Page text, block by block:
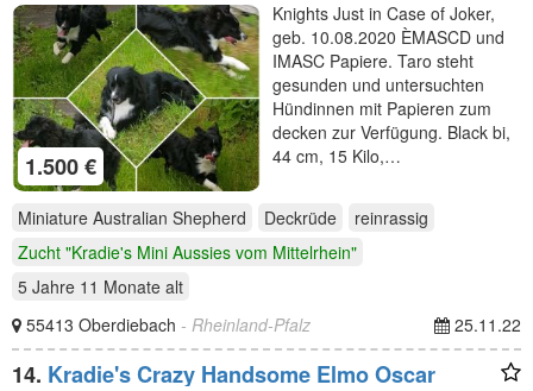
1.500 €
Knights Just in Case of Joker,
geb. 10.08.2020 ÈMASCD und
IMASC Papiere. Taro steht
gesunden und untersuchten
Hündinnen mit Papieren zum
decken zur Verfügung. Black bi,
44 cm, 15 Kilo,…
Miniature Australian Shepherd Deckrüde
reinrassig
Zucht "Kradie's Mini Aussies vom Mittelrhein"
5 Jahre 11 Monate alt
55413 Oberdiebach - Rheinland-Pfalz 25.11.22
14. Kradie's Crazy Handsome Elmo Oscar